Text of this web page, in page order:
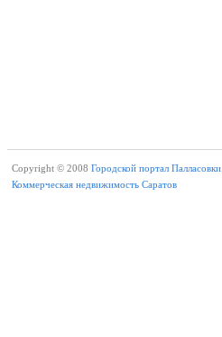
Copyright © 2008 Городской портал Палласовки.
Коммерческая недвижимость Саратов